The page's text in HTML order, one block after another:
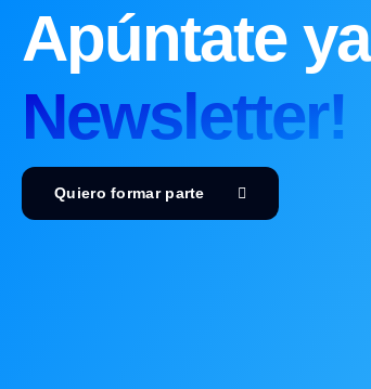
Apúntate ya
Newsletter!
Quiero formar parte